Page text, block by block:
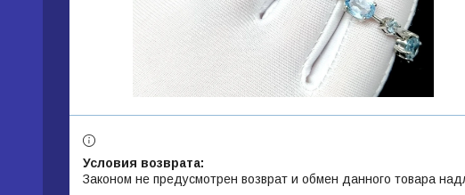
Законом не предусмотрен возврат и обмен данного товара